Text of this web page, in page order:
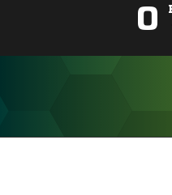
0